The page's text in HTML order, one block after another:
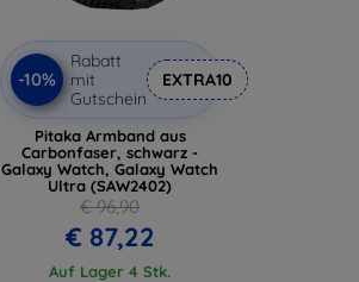
-10%
Rabatt
mit
Gutschein
EXTRA10
Pitaka Armband aus
Carbonfaser, schwarz -
Galaxy Watch, Galaxy Watch
Ultra (SAW2402)
€ 96,90
€ 87,22
Auf Lager 4 Stk.